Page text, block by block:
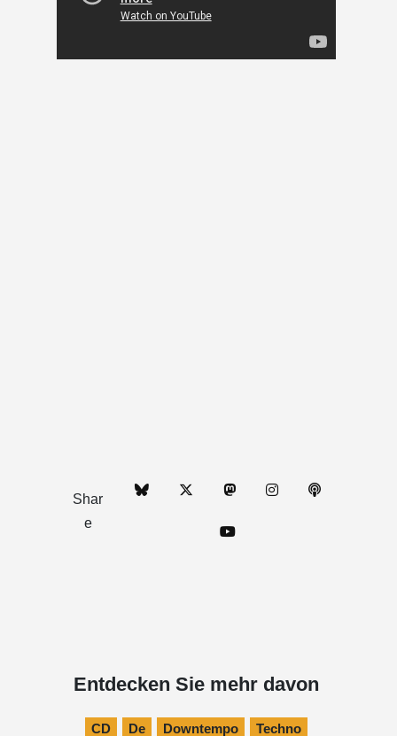
Shar
e
Entdecken Sie mehr davon
CD De Downtempo Techno